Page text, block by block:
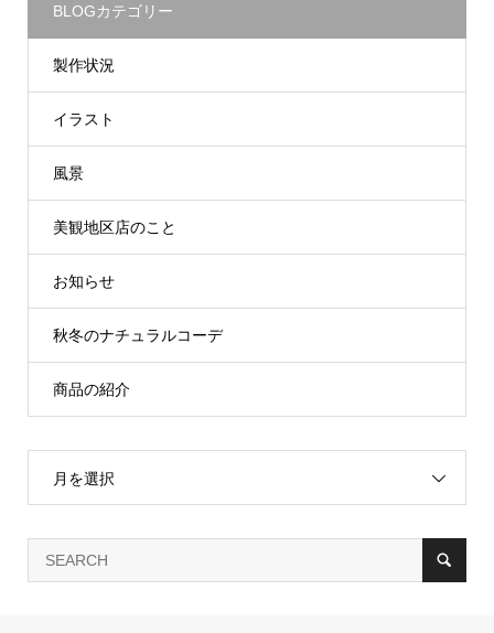
BLOGカテゴリー
製作状況
イラスト
風景
美観地区店のこと
お知らせ
秋冬のナチュラルコーデ
商品の紹介
月を選択